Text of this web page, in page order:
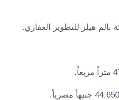
بالم هيلز للتطوير العقاري.